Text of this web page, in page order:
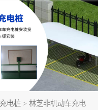
电桩 > 林芝非机动车充电
瓶车充电桩
轮电动车充电桩